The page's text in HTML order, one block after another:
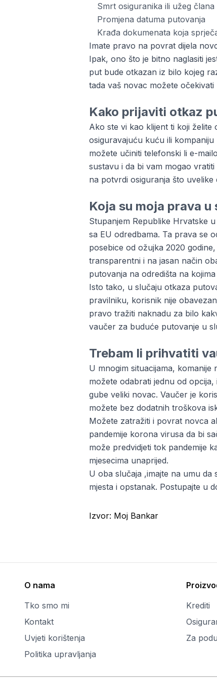
Smrt osiguranika ili užeg člana
Promjena datuma putovanja
Krađa dokumenata koja
Imate pravo na povrat dijela
Ipak, ono što je bitno naglasiti
put bude otkazan iz bilo kojeg
tada vaš novac možete
Kako prijaviti otkaz
Ako ste vi kao klijent ti koji želite
osiguravajuću kuću ili
možete učiniti telefonski li e-
sustavu i da bi vam mogao
na potvrdi osiguranja što
Koja su moja prava
Stupanjem Republike Hrvatske
sa EU odredbama. Ta prava se
posebice od ožujka 2020
transparentni i na jasan način
putovanja na odredišta na
Isto tako, u slučaju otkaza
pravilniku, korisnik nije
pravo tražiti naknadu za bilo
vaučer za buduće putovanje u
Trebam li prihvatiti
U mnogim situacijama,
možete odabrati jednu od
gube veliki novac. Vaučer je
možete bez dodatnih troškova
Možete zatražiti i povrat novca
pandemije korona virusa da bi
može predvidjeti tok pandemije
mjesecima unaprijed.
U oba slučaja ,imajte na umu da
mjesta i opstanak. Postupajte u
Izvor: Moj Bankar
O nama
Tko smo mi
Kontakt
Uvjeti korištenja
Politika upravljanja
Krediti
Za